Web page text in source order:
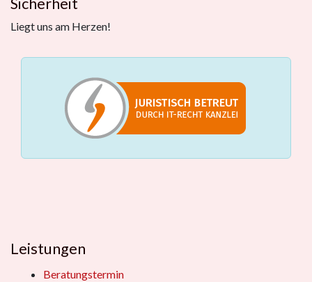
Sicherheit
Liegt uns am Herzen!
Leistungen
Beratungstermin